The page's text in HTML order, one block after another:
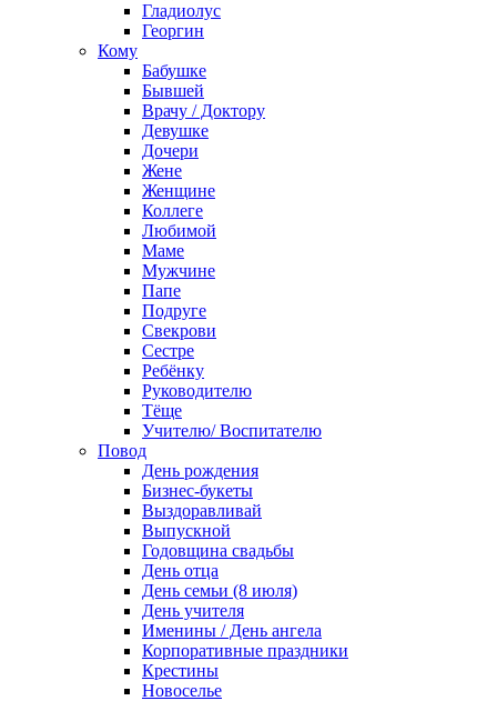
Гладиолус
Георгин
Кому
Бабушке
Бывшей
Врачу / Доктору
Девушке
Дочери
Жене
Женщине
Коллеге
Любимой
Маме
Мужчине
Папе
Подруге
Свекрови
Сестре
Ребёнку
Руководителю
Тёще
Учителю/ Воспитателю
Повод
День рождения
Бизнес-букеты
Выздоравливай
Выпускной
Годовщина свадьбы
День отца
День семьи (8 июля)
День учителя
Именины / День ангела
Корпоративные праздники
Крестины
Новоселье